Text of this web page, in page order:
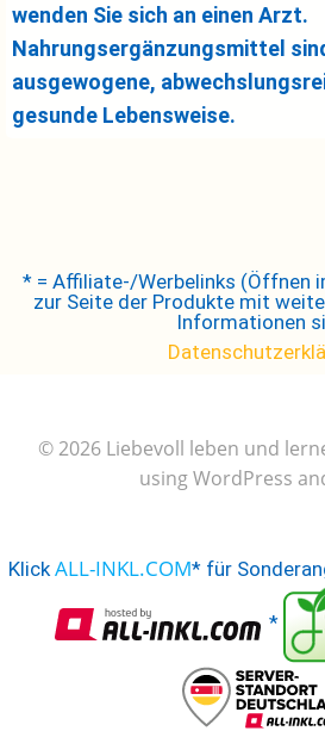
wenden Sie sich an einen Arzt.
Nahrungsergänzungsmittel
ausgewogene,
gesunde Lebensweise.
* = Affiliate-/Werbelinks (Öffnen
zur Seite der Produkte mit
Informationen
© 2026 Liebevoll leben und
using WordPress
Klick ALL-INKL.COM* für
*